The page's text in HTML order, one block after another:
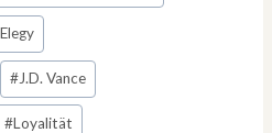
#J.D. Vance
#Loyalität